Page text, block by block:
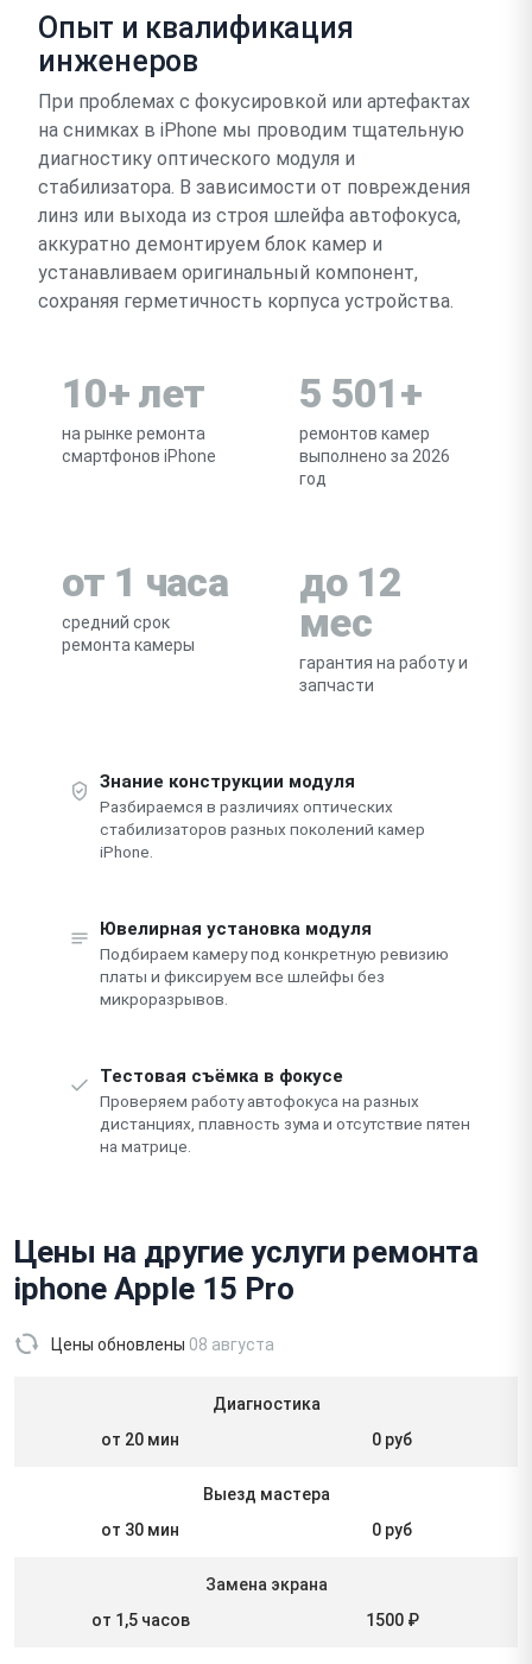
Опыт и квалификация
инженеров
При проблемах с фокусировкой или артефактах
на снимках в iPhone мы проводим тщательную
диагностику оптического модуля и
стабилизатора. В зависимости от повреждения
линз или выхода из строя шлейфа автофокуса,
аккуратно демонтируем блок камер и
устанавливаем оригинальный компонент,
сохраняя герметичность корпуса устройства.
10+ лет
на рынке ремонта
смартфонов iPhone
5 501+
ремонтов камер
выполнено за 2026
год
от 1 часа
средний срок
ремонта камеры
до 12
мес
гарантия на работу и
запчасти
Знание конструкции модуля
Разбираемся в различиях оптических
стабилизаторов разных поколений камер
iPhone.
Ювелирная установка модуля
Подбираем камеру под конкретную ревизию
платы и фиксируем все шлейфы без
микроразрывов.
Тестовая съёмка в фокусе
Проверяем работу автофокуса на разных
дистанциях, плавность зума и отсутствие пятен
на матрице.
Цены на другие услуги ремонта
iphone Apple 15 Pro
Цены обновлены 08 августа
Диагностика
от 20 мин
0 руб
Выезд мастера
от 30 мин
0 руб
Замена экрана
от 1,5 часов
1500 ₽